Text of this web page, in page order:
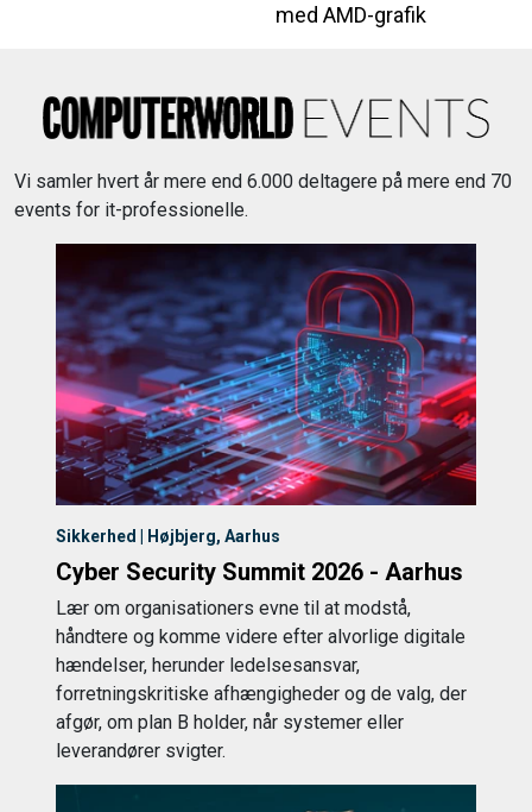
med AMD-grafik
Vi samler hvert år mere end 6.000 deltagere på mere end 70
events for it-professionelle.
Sikkerhed | Højbjerg, Aarhus
Cyber Security Summit 2026 - Aarhus
Lær om organisationers evne til at modstå,
håndtere og komme videre efter alvorlige digitale
hændelser, herunder ledelsesansvar,
forretningskritiske afhængigheder og de valg, der
afgør, om plan B holder, når systemer eller
leverandører svigter.